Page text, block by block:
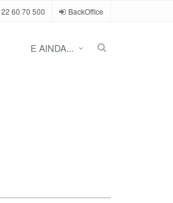
22 60 70 500 BackOffice
E AINDA...